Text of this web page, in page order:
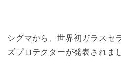
シグマから、世界初ガラスセ
ズプロテクターが発表されま